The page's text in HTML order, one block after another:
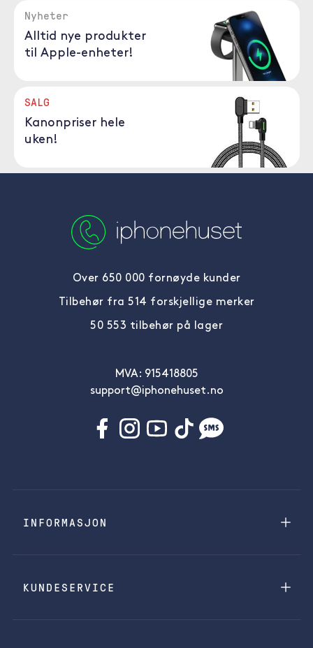
Nyheter
Alltid nye produkter
til Apple-enheter!
SALG
Kanonpriser hele
uken!
Over 650 000 fornøyde kunder
Tilbehør fra 514 forskjellige merker
50 553 tilbehør på lager
MVA: 915418805
support@iphonehuset.no
INFORMASJON
KUNDESERVICE